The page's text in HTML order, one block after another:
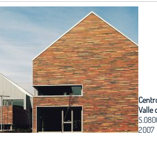
Valle
2007